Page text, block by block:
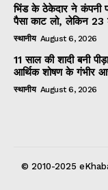
भिंड के ठेकेदार ने कंपनी
पैसा काट लो, लेकिन 23
स्थानीय August 6, 2026
11 साल की शादी बनी
आर्थिक शोषण के गंभीर
स्थानीय August 6, 2026
© 2010-2025